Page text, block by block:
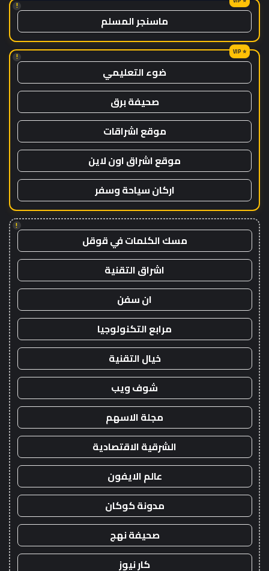
!
ماسنجر المسلم
!
ضوء التعليمي
صحيفة برق
موقع اشراقات
موقع اشراق اون لاين
اركان سياحة وسفر
!
مسك الكلمات في قوقل
اشراق التقنية
ان سفن
مرابع التكنولوجيا
خيال التقنية
شوف ويب
مجلة الاسهم
الشرقية الاقتصادية
عالم الايفون
مدونة كوكان
صحيفة نهج
كار نيوز